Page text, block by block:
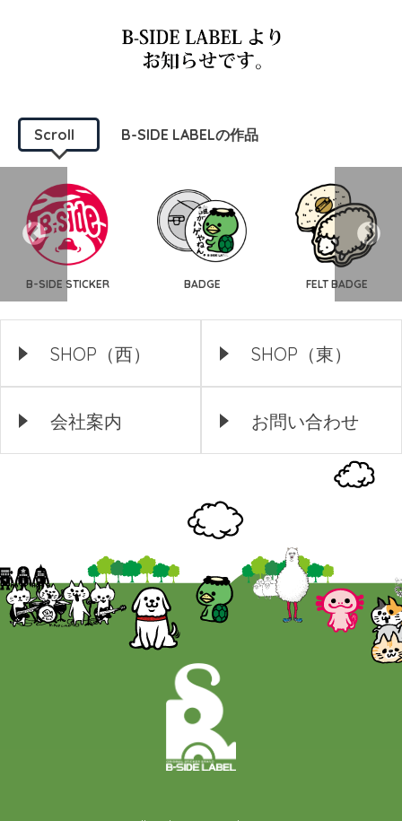
Scroll B-SIDE LABELの作品
B-SIDE STICKER BADGE FELT BADGE
SHOP（西） SHOP（東）
会社案内 お問い合わせ